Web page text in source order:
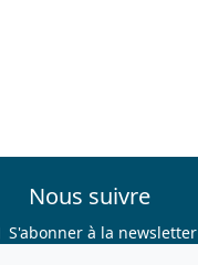
Nous suivre
S'abonner à la newsletter